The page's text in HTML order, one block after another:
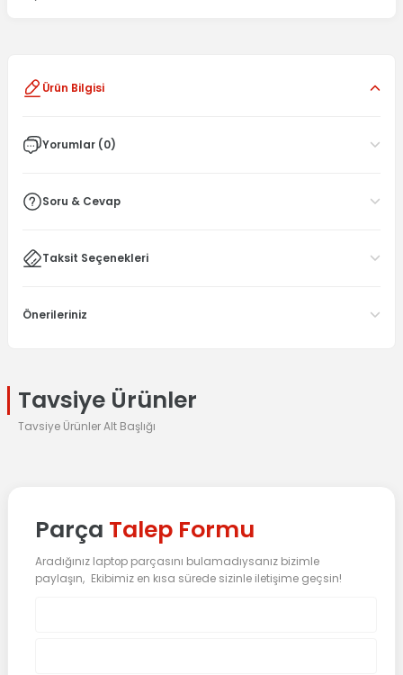
Ürün Bilgisi
Yorumlar (0)
Soru & Cevap
Taksit Seçenekleri
Önerileriniz
Tavsiye Ürünler
Tavsiye Ürünler Alt Başlığı
0.0 Puan - 0 Yorum
Parça Talep Formu
Aradığınız laptop parçasını bulamadıysanız bizimle
paylaşın, Ekibimiz en kısa sürede sizinle iletişime geçsin!